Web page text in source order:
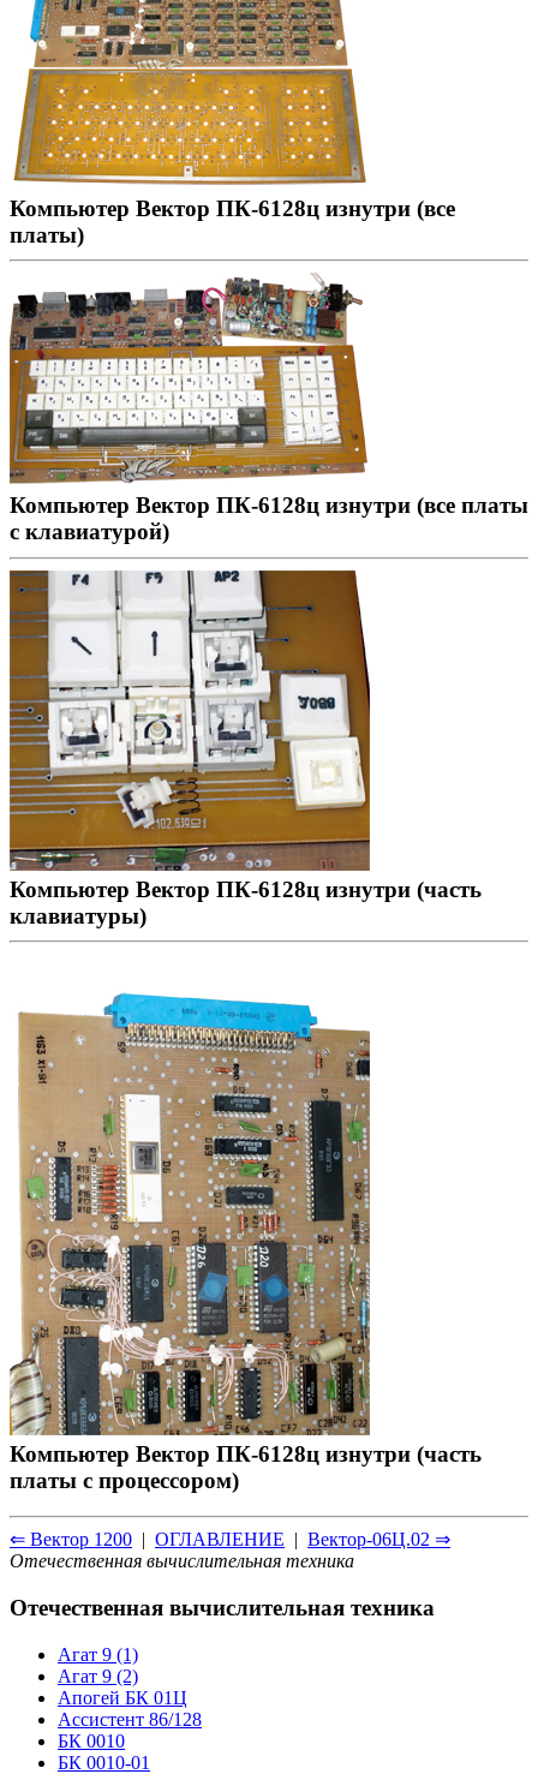
Компьютер Вектор ПК-6128ц изнутри (все
платы)
Компьютер Вектор ПК-6128ц изнутри (все платы
с клавиатурой)
Компьютер Вектор ПК-6128ц изнутри (часть
клавиатуры)
Компьютер Вектор ПК-6128ц изнутри (часть
платы с процессором)
⇐ Вектор 1200 ОГЛАВЛЕНИЕ
Вектор-06Ц.02 ⇒
Отечественная вычислительная техника
Отечественная вычислительная техника
Агат 9 (1)
Агат 9 (2)
Апогей БК 01Ц
Ассистент 86/128
БК 0010
БК 0010-01